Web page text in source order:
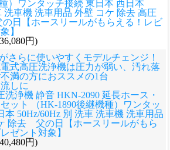
）ワンタッチ接続 東日本 西日本
洗車機 洗車用品 外壁 コケ 除去 高圧
日【ホースリールがもらえる！レビ
】
円)
さらに使いやすくモデルチェンジ！
電式高圧洗浄機は圧力が弱い、汚れ落
満の方におススメの1台
しに
洗浄機 静音 HKN-2090 延長ホース・
ット （HK-1890後継機種）ワンタッ
本 50Hz/60Hz 別 洗車 洗車機 洗車用品
除去 父の日【ホースリールがもら
ゼント対象】
円)